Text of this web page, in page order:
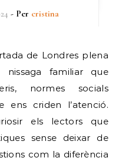
- Per cristina
familiar que
normes socials
ens criden l’atenció.
els lectors que
sense deixar de
com la diferència